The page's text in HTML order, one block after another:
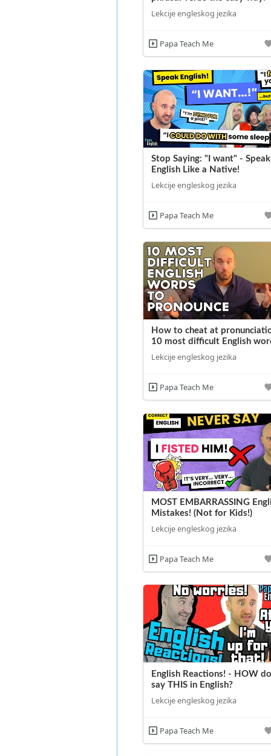
Lekcije engleskog jezika
Papa Teach Me
Stop Saying: "I want" - Speak
English Like a Native!
Lekcije engleskog jezika
Papa Teach Me
How to cheat at
10 most difficult English
Lekcije engleskog jezika
Papa Teach Me
MOST EMBARRASSING
Mistakes! (Not for Kids!)
Lekcije engleskog jezika
Papa Teach Me
English Reactions! - HOW
say THIS in English?
Lekcije engleskog jezika
Papa Teach Me